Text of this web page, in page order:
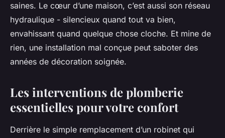
saines. Le cœur d’une maison, c’est aussi son réseau
hydraulique - silencieux quand tout va bien,
envahissant quand quelque chose cloche. Et mine de
rien, une installation mal conçue peut saboter des
années de décoration soignée.
Les interventions de plomberie
essentielles pour votre confort
Derrière le simple remplacement d’un robinet qui